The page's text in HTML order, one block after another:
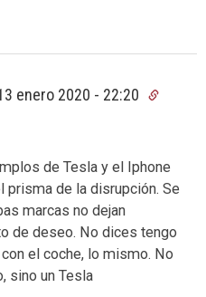
enero 2020 - 22:20
de Tesla y el Iphone
prisma de la disrupción. Se
marcas no dejan
de deseo. No dices tengo
el coche, lo mismo. No
sino un Tesla